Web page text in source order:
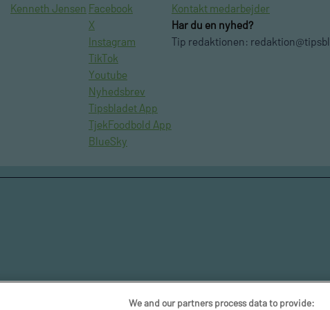
Kenneth Jensen Facebook
X
Instagram
TikTok
Youtube
Nyhedsbrev
Tipsbladet App
TjekFoodbold App
BlueSky
Kontakt medarbejder
Har du en nyhed?
Tip redaktionen:
We and our partners process data to provide: